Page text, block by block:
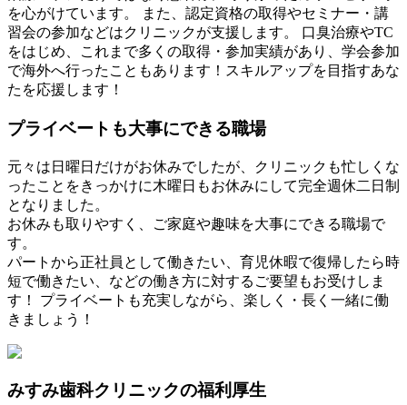
を心がけています。 また、認定資格の取得やセミナー・講
習会の参加などはクリニックが支援します。 口臭治療やTC
をはじめ、これまで多くの取得・参加実績があり、学会参加
で海外へ行ったこともあります！スキルアップを目指すあな
たを応援します！
プライベートも大事にできる職場
元々は日曜日だけがお休みでしたが、クリニックも忙しくな
ったことをきっかけに木曜日もお休みにして完全週休二日制
となりました。
お休みも取りやすく、ご家庭や趣味を大事にできる職場で
す。
パートから正社員として働きたい、育児休暇で復帰したら時
短で働きたい、などの働き方に対するご要望もお受けしま
す！ プライベートも充実しながら、楽しく・長く一緒に働
きましょう！
みすみ歯科クリニックの福利厚生